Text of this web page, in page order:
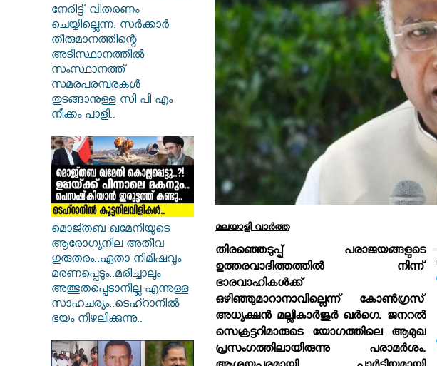
നേരിട്ട് വിതരണം
ചെയ്യില്ലെന്ന, സർക്കാർ
തീരുമാനത്തിന്റെ
അടിസ്ഥാനത്തിൽ
സംസ്ഥാനത്ത്
സമരപരമ്പരകൾ
തുടങ്ങാനുള്ള സി പി എം
നീക്കം പാളി..
മൊജ്തബ ഖമേനിയുടെ
ആരോഗ്യനില അതീവ
ഗുരുതരം..ഏതാ നിമിഷവും
മരണപ്പെടും..മരിച്ചാലും
അത്ഭുതപ്പെടാനില്ല എന്നുള്ള
സാഹചര്യം..ടെഹ്റാനിൽ
ഭയം നിഴലിക്കുന്നു..
മലയാളി വാര്‍ത്ത
തിരഞ്ഞെടുപ്പ് പരാജയങ്ങളുടെ
ഉത്തരവാദിത്തത്തില്‍ നിന്ന്
ഭാരവാഹികള്‍ക്ക്
ഒഴിഞ്ഞുമാറാനാവില്ലെന്ന് കോണ്‍ഗ്രസ്
അധ്യക്ഷന്‍ മല്ലികാര്‍ജുര്‍ ഖര്‍ഗെ. ജനറല്‍
സെക്രട്ടറിമാരുടെ യോഗത്തിലെ ആമുഖ
പ്രസംഗത്തിലായിരുന്നു പരാമര്‍ശം.